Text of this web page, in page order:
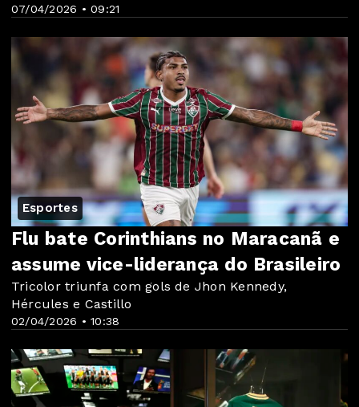
07/04/2026 • 09:21
Esportes
02/04/2026 • 10:38
Flu bate Corinthians no Maracanã e
assume vice-liderança do Brasileiro
Tricolor triunfa com gols de Jhon Kennedy,
Hércules e Castillo